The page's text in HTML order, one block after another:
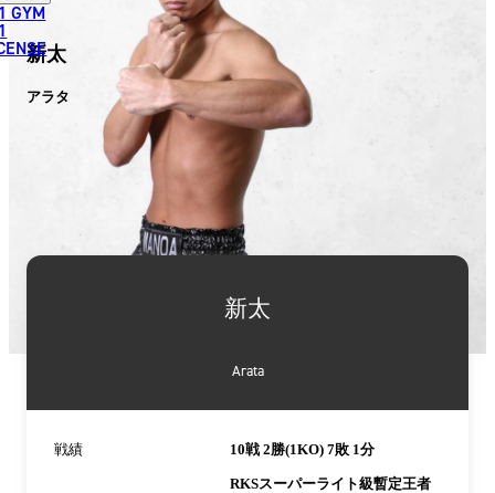
ไทย
العربية
GYM
新太
アラタ
新太
Arata
戦績 10戦 2勝(1KO) 7敗 1分
RKSスーパーライト級暫定王者